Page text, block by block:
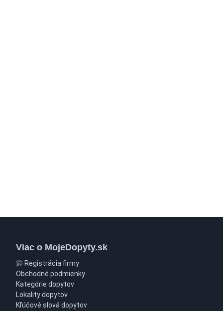
Viac o MojeDopyty.sk
Registrácia firmy
Obchodné podmienky
Kategórie dopytov
Lokality dopytov
Kľúčové slová dopytov